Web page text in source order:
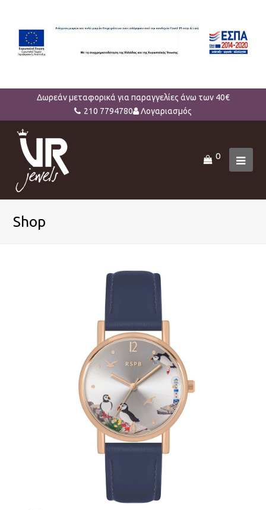
Δωρεάν μεταφορικά για παραγγελίες άνω των 40€
210 7794780
Λογαριασμός
0
Shop